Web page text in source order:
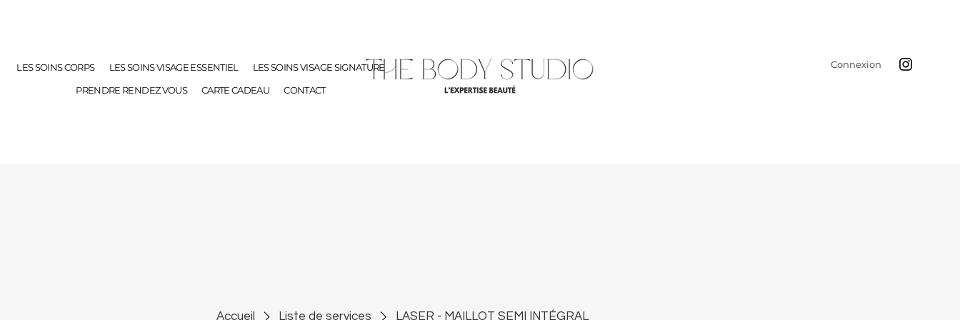
LES SOINS CORPS LES SOINS VISAGE ESSENTIEL
LES SOINS VISAGE SIGNATURE
PRENDRE RENDEZ VOUS
CARTE CADEAU CONTACT
Connexion
Accueil Liste de services LASER - MAILLOT SEMI INTÉGRAL